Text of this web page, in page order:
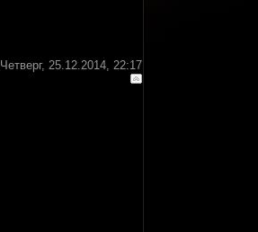
Четверг, 25.12.2014, 22:17